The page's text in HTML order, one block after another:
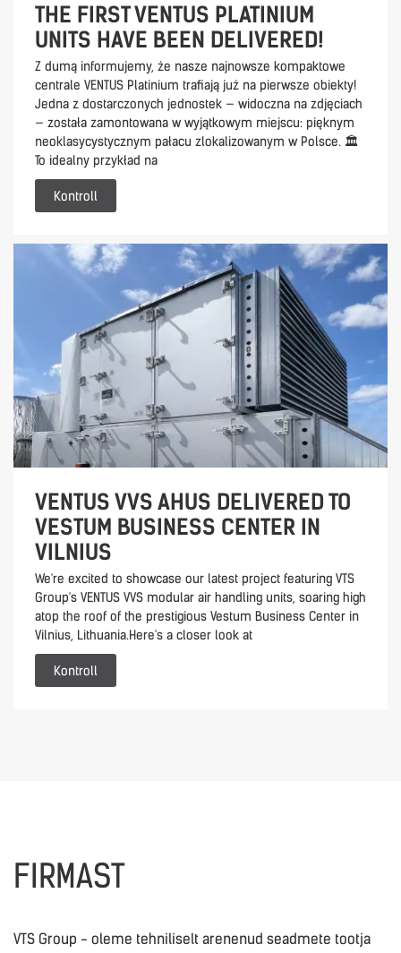
THE FIRST VENTUS PLATINIUM
UNITS HAVE BEEN DELIVERED!
Z dumą informujemy, że nasze najnowsze kompaktowe
centrale VENTUS Platinium trafiają już na pierwsze obiekty!
Jedna z dostarczonych jednostek — widoczna na zdjęciach
— została zamontowana w wyjątkowym miejscu: pięknym
neoklasycystycznym pałacu zlokalizowanym w Polsce. 🏛️
To idealny przykład na
Kontroll
VENTUS VVS AHUS DELIVERED TO
VESTUM BUSINESS CENTER IN
VILNIUS
We're excited to showcase our latest project featuring VTS
Group's VENTUS VVS modular air handling units, soaring high
atop the roof of the prestigious Vestum Business Center in
Vilnius, Lithuania.Here's a closer look at
Kontroll
FIRMAST
VTS Group - oleme tehniliselt arenenud seadmete tootja